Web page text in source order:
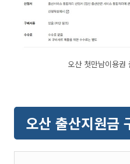
오산 첫만남이용권
오산 출산지원금